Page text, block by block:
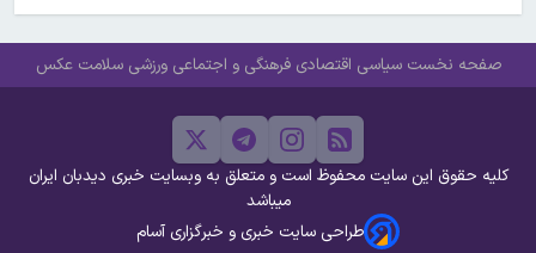
صفحه نخست سیاسی اقتصادی فرهنگی و اجتماعی ورزشی سلامت عکس
کلیه حقوق این سایت محفوظ است و متعلق به وبسایت خبری دیدبان ایران
میباشد
طراحی سایت خبری و خبرگزاری آسام